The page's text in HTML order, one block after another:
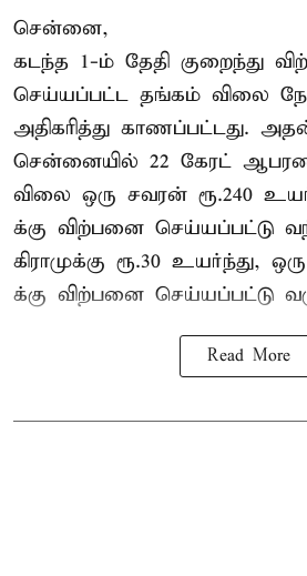
சென்னை,
கடந்த 1-ம் தேதி குறைந்து
செய்யப்பட்ட தங்கம் விலை
அதிகரித்து காணப்பட்டது.
சென்னையில் 22 கேரட்
விலை ஒரு சவரன் ரூ.240
க்கு விற்பனை செய்யப்பட்டு
கிராமுக்கு ரூ.30 உயர்ந்து, ஒரு
க்கு விற்பனை செய்யப்பட்டு
Read More